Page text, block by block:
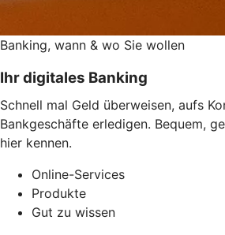
Banking, wann & wo Sie wollen
Ihr digitales Banking
Schnell mal Geld überweisen, aufs
Bankgeschäfte erledigen. Bequem,
hier kennen.
Online-Services
Produkte
Gut zu wissen